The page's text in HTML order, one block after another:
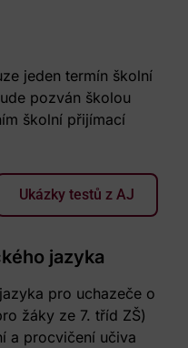
jeden termín školní
pozván školou
školní přijímací
Ukázky testů z AJ
jazyka
pro uchazeče o
žáky ze 7. tříd ZŠ)
a procvičení učiva